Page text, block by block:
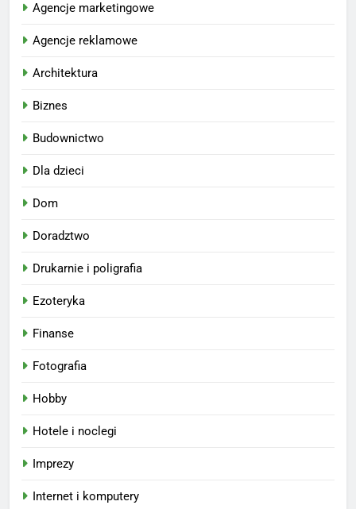
Agencje marketingowe
Agencje reklamowe
Architektura
Biznes
Budownictwo
Dla dzieci
Dom
Doradztwo
Drukarnie i poligrafia
Ezoteryka
Finanse
Fotografia
Hobby
Hotele i noclegi
Imprezy
Internet i komputery